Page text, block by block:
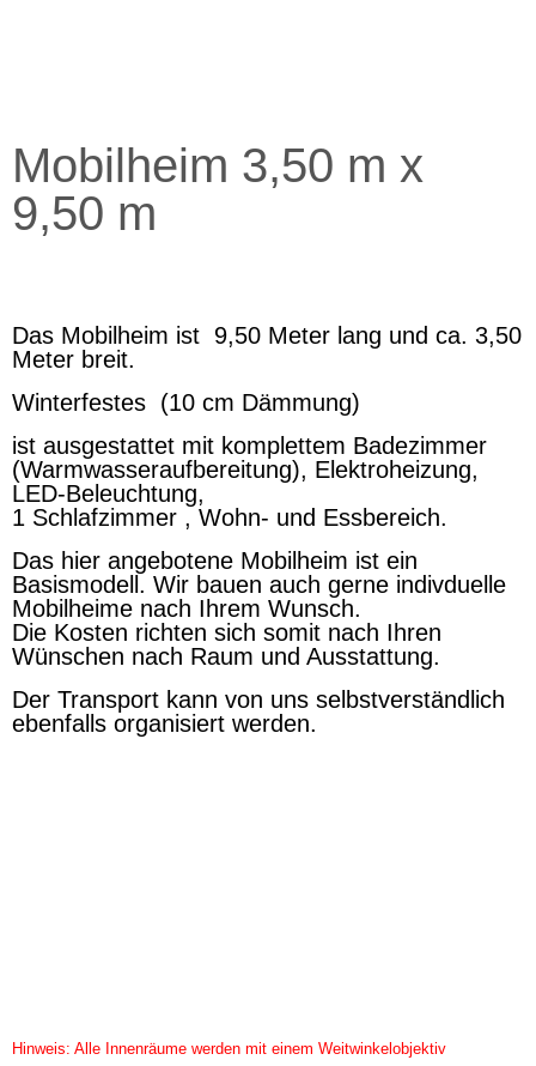
Mobilheim 3,50 m x
9,50 m
Das Mobilheim ist 9,50 Meter lang und ca. 3,50
Meter breit.
Winterfestes (10 cm Dämmung)
ist ausgestattet mit komplettem Badezimmer
(Warmwasseraufbereitung), Elektroheizung,
LED-Beleuchtung,
1 Schlafzimmer , Wohn- und Essbereich.
Das hier angebotene Mobilheim ist ein
Basismodell. Wir bauen auch gerne indivduelle
Mobilheime nach Ihrem Wunsch.
Die Kosten richten sich somit nach Ihren
Wünschen nach Raum und Ausstattung.
Der Transport kann von uns selbstverständlich
ebenfalls organisiert werden.
Hinweis: Alle Innenräume werden mit einem Weitwinkelobjektiv